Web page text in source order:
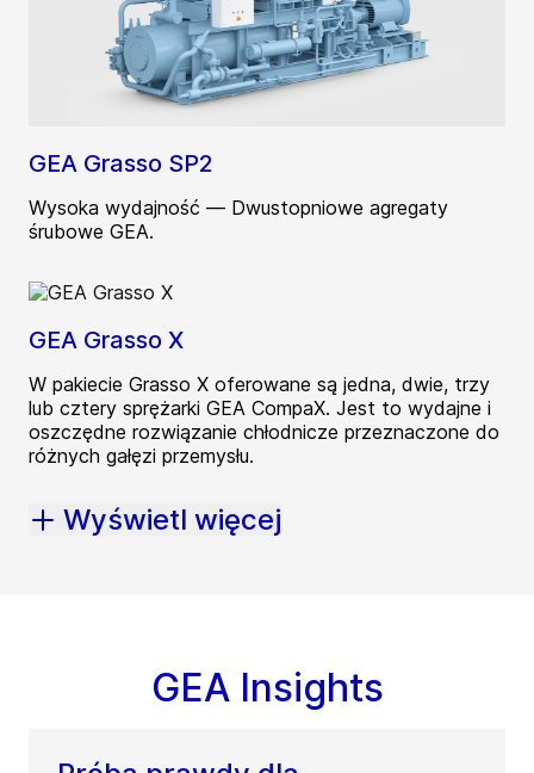
GEA Grasso SP2
Wysoka wydajność — Dwustopniowe agregaty
śrubowe GEA.
GEA Grasso X
W pakiecie Grasso X oferowane są jedna, dwie, trzy
lub cztery sprężarki GEA CompaX. Jest to wydajne i
oszczędne rozwiązanie chłodnicze przeznaczone do
różnych gałęzi przemysłu.
Wyświetl więcej
GEA Insights